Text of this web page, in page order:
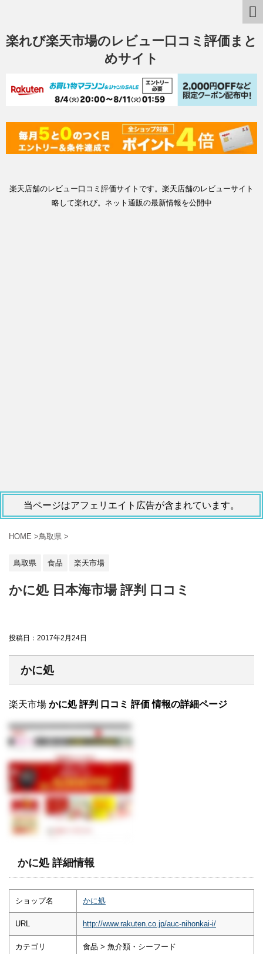
楽れび楽天市場のレビュー口コミ評価まと
めサイト
楽天店舗のレビュー口コミ評価サイトです。楽天店舗のレビューサイト
略して楽れび。ネット通販の最新情報を公開中
当ページはアフェリエイト広告が含まれています。
HOME >鳥取県 >
鳥取県 食品 楽天市場
かに処 日本海市場 評判 口コミ
投稿日： 2017年2月24日
かに処
楽天市場 かに処 評判 口コミ 評価 情報の詳細ページ
かに処 詳細情報
ショップ名 かに処
URL http://www.rakuten.co.jp/auc-nihonkai-i/
カテゴリ 食品 > 魚介類・シーフード